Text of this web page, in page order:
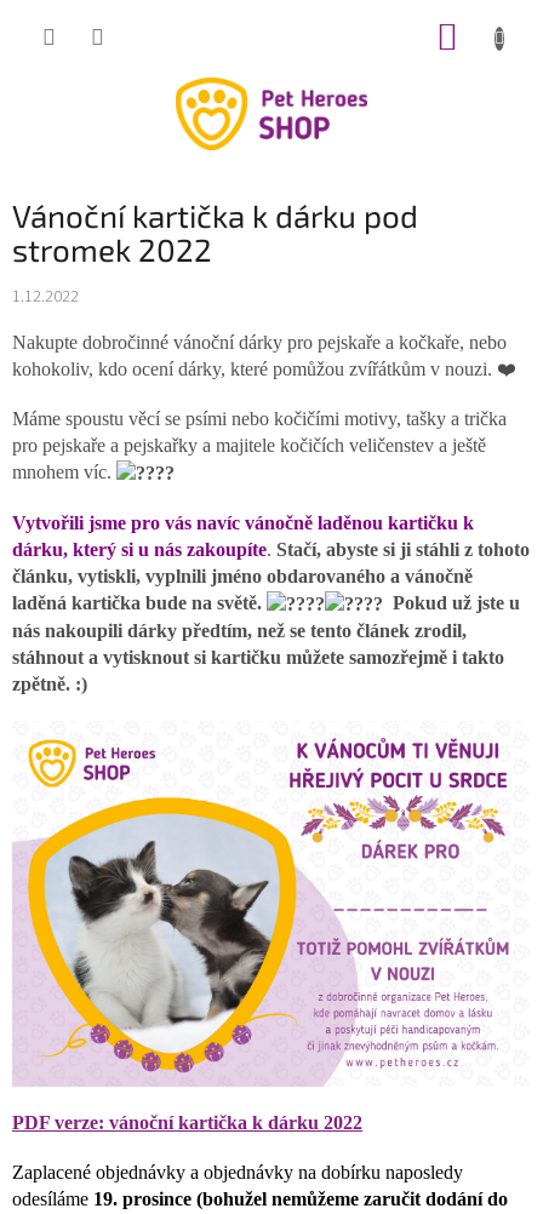
Vánoční kartička k dárku pod
stromek 2022
1.12.2022
Nakupte dobročinné vánoční dárky pro pejskaře a kočkaře, nebo
kohokoliv, kdo ocení dárky, které pomůžou zvířátkům v nouzi. ❤️
Máme spoustu věcí se psími nebo kočičími motivy, tašky a trička
pro pejskaře a pejskařky a majitele kočičích veličenstev a ještě
mnohem víc.
Vytvořili jsme pro vás navíc vánočně laděnou kartičku k
dárku, který si u nás zakoupíte. Stačí, abyste si ji stáhli z tohoto
článku, vytiskli, vyplnili jméno obdarovaného a vánočně
laděná kartička bude na světě.
Pokud už jste u
nás nakoupili dárky předtím, než se tento článek zrodil,
stáhnout a vytisknout si kartičku můžete samozřejmě i takto
zpětně. :)
PDF verze: vánoční kartička k dárku 2022
Zaplacené objednávky a objednávky na dobírku naposledy
odesíláme 19. prosince (bohužel nemůžeme zaručit dodání do